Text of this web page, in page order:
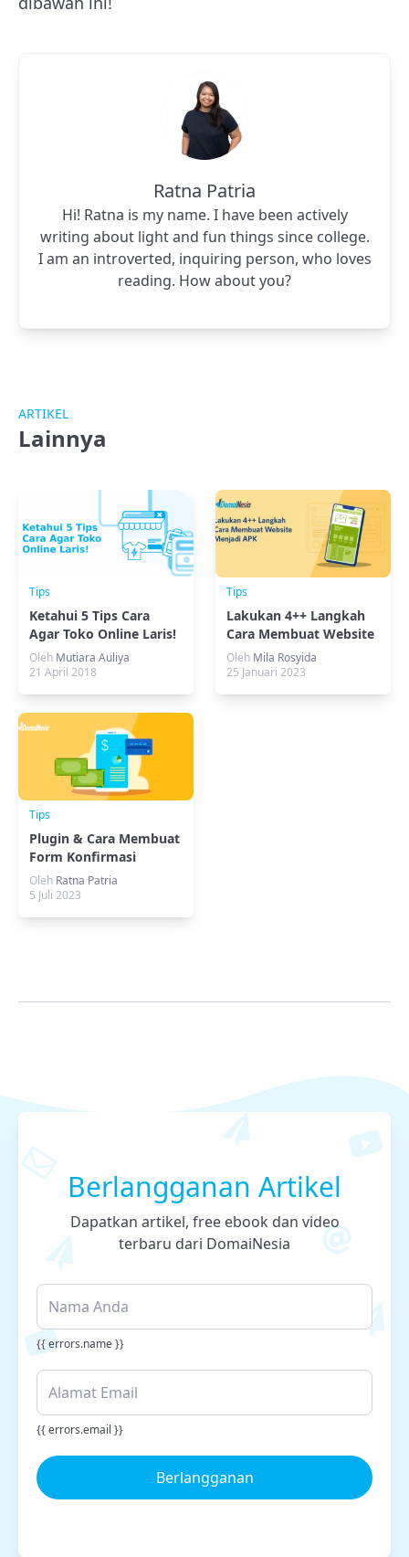
Ratna Patria
Hi! Ratna is my name. I have been actively
writing about light and fun things since college.
I am an introverted, inquiring person, who loves
reading. How about you?
ARTIKEL
Lainnya
Tips
Ketahui 5 Tips Cara
Agar Toko Online Laris!
Oleh Mutiara Auliya
21 April 2018
Tips
Lakukan 4++ Langkah
Cara Membuat Website
Menjadi APK
Oleh Mila Rosyida
25 Januari 2023
Tips
Plugin & Cara Membuat
Form Konfirmasi
Pembayaran
WooCommerce
Oleh Ratna Patria
5 Juli 2023
Berlangganan Artikel
Dapatkan artikel, free ebook dan video
terbaru dari DomaiNesia
{{ errors.name }}
{{ errors.email }}
Berlangganan